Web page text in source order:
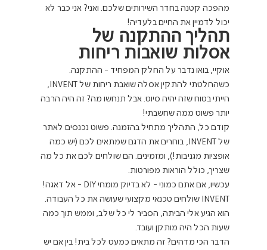
מהפכה קטנה בחדר השירותים שלכם. ואני? אני כבר לא
יכול לדמיין את החיים בלעדיה!
תהליך ההתקנה של
אסלות שואבות ריחות
אוקיי, בואו נדבר על החלק המפחיד - ההתקנה.
כשהחלטתי להתקין אסלה שואבת ריחות של INVENT,
הייתי בטוח שזה יהיה סיוט. אבל תנחשו מה? זה היה הרבה
יותר פשוט ממה שחשבתי!
קודם כל, התהליך מתחיל בהזמנה. פשוט נכנסים לאתר
של INVENT, בוחרים את הדגם שמתאים לכם (יש כמה
אופציות מגניבות!), ומזמינים. הם שולחים לכם את כל מה
שצריך, כולל הוראות מפורטות.
עכשיו, אם אתם כמוני - לא בדיוק מומחי DIY - אל דאגה!
INVENT שולחים טכנאי מקצועי שעושה את כל העבודה.
הוא הגיע אלי הביתה, הסביר לי כל שלב, וממש תוך כמה
שעות הכל היה מותקן ועובד.
הדבר הכי מדהים? זה מתאים כמעט לכל בית! בין אם יש